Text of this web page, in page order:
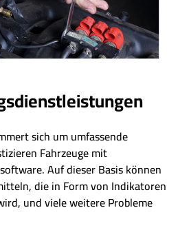
sich um umfassende
Fahrzeuge mit
Auf dieser Basis können
die in Form von Indikatoren
und viele weitere Probleme